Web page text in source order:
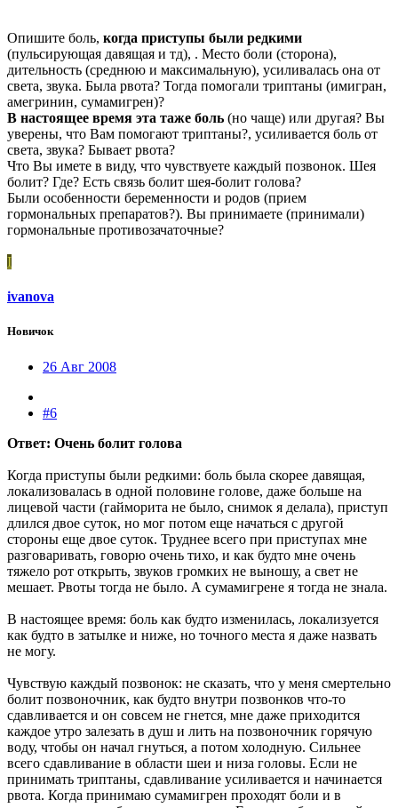
Опишите боль, когда приступы были редкими
(пульсирующая давящая и тд), . Место боли (сторона),
дительность (среднюю и максимальную), усиливалась она от
света, звука. Была рвота? Тогда помогали триптаны (имигран,
амегринин, сумамигрен)?
В настоящее время эта таже боль (но чаще) или другая? Вы
уверены, что Вам помогают триптаны?, усиливается боль от
света, звука? Бывает рвота?
Что Вы имете в виду, что чувствуете каждый позвонок. Шея
болит? Где? Есть связь болит шея-болит голова?
Были особенности беременности и родов (прием
гормональных препаратов?). Вы принимаете (принимали)
гормональные противозачаточные?
I
ivanova
Новичок
26 Авг 2008
#6
Ответ: Очень болит голова
Когда приступы были редкими: боль была скорее давящая,
локализовалась в одной половине голове, даже больше на
лицевой части (гайморита не было, снимок я делала), приступ
длился двое суток, но мог потом еще начаться с другой
стороны еще двое суток. Труднее всего при приступах мне
разговаривать, говорю очень тихо, и как будто мне очень
тяжело рот открыть, звуков громких не выношу, а свет не
мешает. Рвоты тогда не было. А сумамигрене я тогда не знала.
В настоящее время: боль как будто изменилась, локализуется
как будто в затылке и ниже, но точного места я даже назвать
не могу.
Чувствую каждый позвонок: не сказать, что у меня смертельно
болит позвоночник, как будто внутри позвонков что-то
сдавливается и он совсем не гнется, мне даже приходится
каждое утро залезать в душ и лить на позвоночник горячую
воду, чтобы он начал гнуться, а потом холодную. Сильнее
всего сдавливание в области шеи и низа головы. Если не
принимать триптаны, сдавливание усиливается и начинается
рвота. Когда принимаю сумамигрен проходят боли и в